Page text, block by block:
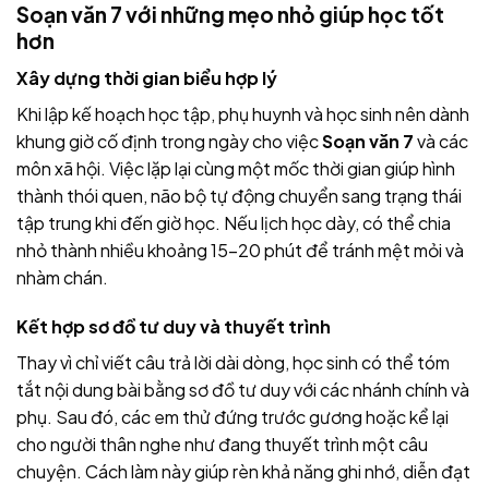
Soạn văn 7 với những mẹo nhỏ giúp học tốt
hơn
Xây dựng thời gian biểu hợp lý
Khi lập kế hoạch học tập, phụ huynh và học sinh nên dành
khung giờ cố định trong ngày cho việcSoạn văn 7và các
môn xã hội. Việc lặp lại cùng một mốc thời gian giúp hình
thành thói quen, não bộ tự động chuyển sang trạng thái
tập trung khi đến giờ học. Nếu lịch học dày, có thể chia
nhỏ thành nhiều khoảng 15–20 phút để tránh mệt mỏi và
nhàm chán.
Kết hợp sơ đồ tư duy và thuyết trình
Thay vì chỉ viết câu trả lời dài dòng, học sinh có thể tóm
tắt nội dung bài bằng sơ đồ tư duy với các nhánh chính và
phụ. Sau đó, các em thử đứng trước gương hoặc kể lại
cho người thân nghe như đang thuyết trình một câu
chuyện. Cách làm này giúp rèn khả năng ghi nhớ, diễn đạt